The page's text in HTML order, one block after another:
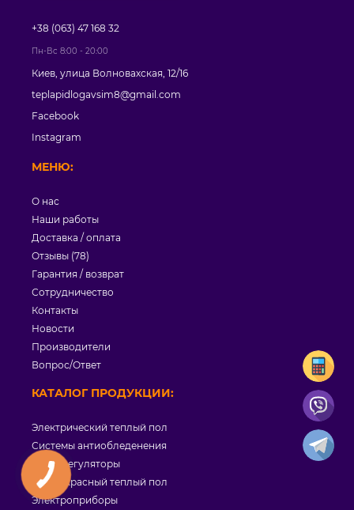
МЕНЮ:
О нас
Наши работы
Доставка / оплата
Отзывы (78)
Гарантия / возврат
Сотрудничество
Контакты
Новости
Производители
Вопрос/Ответ
КАТАЛОГ ПРОДУКЦИИ:
Электрический теплый пол
Системы антиобледенения
Терморегуляторы
Инфракрасный теплый пол
Электроприборы
+38 (063) 47 168 32
Пн-Вс 8:00 - 20:00
Киев, улица Волновахская, 12/16
teplapidlogavsim8@gmail.com
Facebook
Instagram